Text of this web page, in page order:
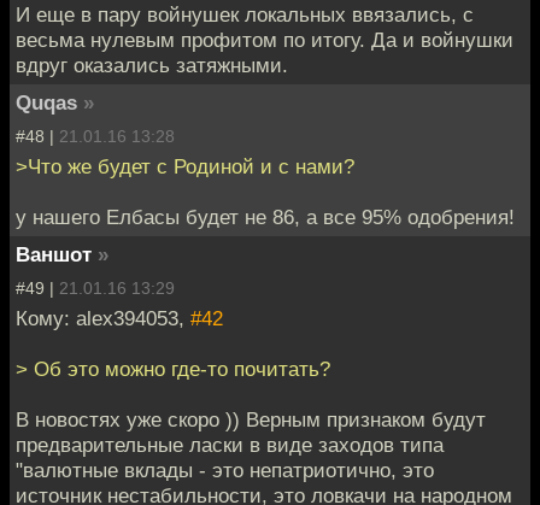
И еще в пару войнушек локальных ввязались, с
весьма нулевым профитом по итогу. Да и войнушки
вдруг оказались затяжными.
Quqas »
#48 | 21.01.16 13:28
>Что же будет с Родиной и с нами?
у нашего Елбасы будет не 86, а все 95% одобрения!
Ваншот »
#49 | 21.01.16 13:29
Кому: alex394053, #42
> Об это можно где-то почитать?
В новостях уже скоро )) Верным признаком будут
предварительные ласки в виде заходов типа
"валютные вклады - это непатриотично, это
источник нестабильности, это ловкачи на народном